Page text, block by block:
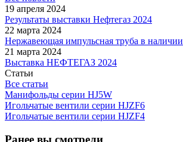
19 апреля 2024
Результаты выставки Нефтегаз 2024
22 марта 2024
Нержавеющая импульсная труба в наличии
21 марта 2024
Выставка НЕФТЕГАЗ 2024
Статьи
Все статьи
Манифольды серии HJ5W
Игольчатые вентили серии HJZF6
Игольчатые вентили серии HJZF4
Ранее вы смотрели